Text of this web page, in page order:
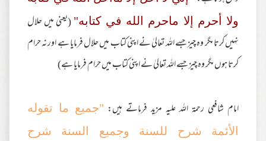
ولا أحرم إلا ماحرم الله في كتابه" (یعنی میں حلال
نہیں کرتا مگر وہ چیز جسے اللہ تعالیٰ نے اپنی کتاب میں حلال فرمایا ہے اور نہ حرام
کرتا ہوں مگر وہ چیز جسے اللہ تعالیٰ نے اپنی کتاب میں حرام فرمایا ہے)
امام شافعی رحمۃ اللہ علیہ مزید فرماتے ہیں: "جميع ما تقوله
الأئمة شرح للسنة وجميع السنة شرح